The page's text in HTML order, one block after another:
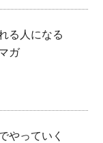
る人になる
ガ
やっていく